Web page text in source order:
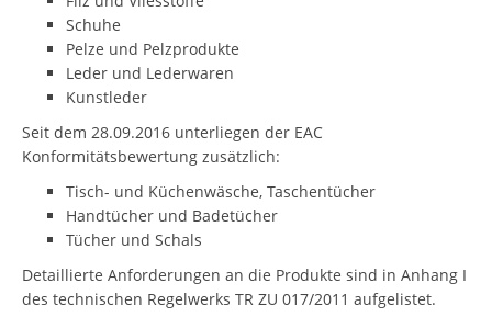
Schuhe
Pelze und Pelzprodukte
Leder und Lederwaren
Kunstleder
Seit dem 28.09.2016 unterliegen der EAC
Konformitätsbewertung zusätzlich:
Tisch- und Küchenwäsche, Taschentücher
Handtücher und Badetücher
Tücher und Schals
Detaillierte Anforderungen an die Produkte sind in Anhang I
des technischen Regelwerks TR ZU 017/2011 aufgelistet.